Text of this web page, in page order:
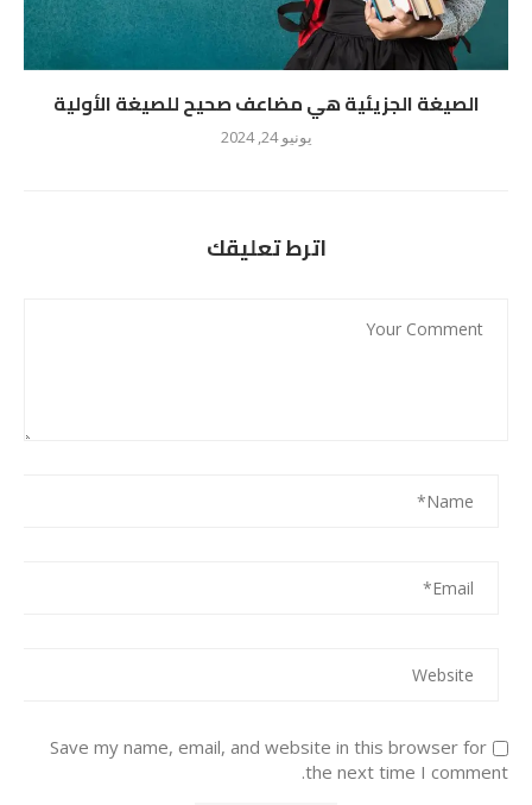
الصيغة الجزيئية هي مضاعف صحيح للصيغة الأولية
يونيو 24, 2024
اترط تعليقك
Save my name, email, and website in this browser for
the next time I comment.